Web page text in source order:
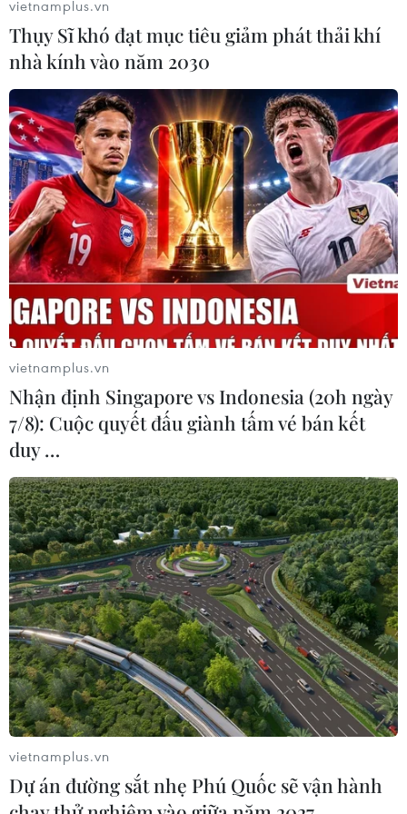
vietnamplus.vn
Thụy Sĩ khó đạt mục tiêu giảm phát thải khí
nhà kính vào năm 2030
vietnamplus.vn
Nhận định Singapore vs Indonesia (20h ngày
7/8): Cuộc quyết đấu giành tấm vé bán kết
duy …
vietnamplus.vn
Dự án đường sắt nhẹ Phú Quốc sẽ vận hành